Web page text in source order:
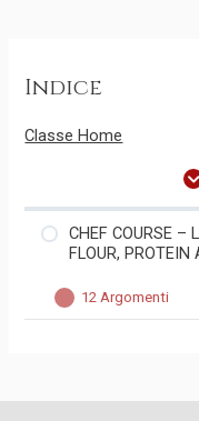
Indice
Classe Home
CHEF COURSE –
FLOUR, PROTEIN
12 Argomenti